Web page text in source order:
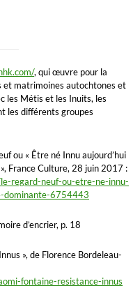
, qui œuvre pour la
matrimoines autochtones et
les Métis et les Inuits, les
les différents groupes
ou « Être né Innu aujourd’hui
France Culture, 28 juin 2017 :
regard-neuf-ou-etre-ne-innu-
dominante-6754443
d’encrier, p. 18
», de Florence Bordeleau-
fontaine-resistance-innus